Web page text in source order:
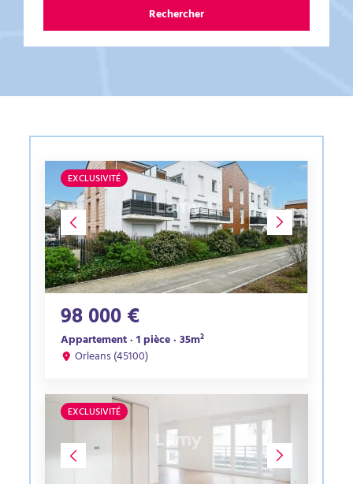
Rechercher
EXCLUSIVITÉ
98 000 €
Appartement · 1 pièce · 35m²
Orleans (45100)
EXCLUSIVITÉ